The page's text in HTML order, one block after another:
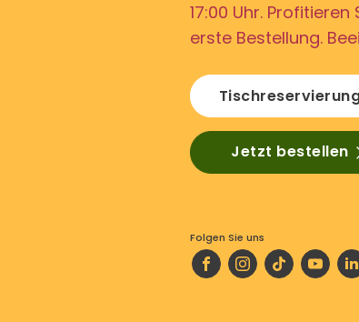
17:00 Uhr.
erste Bestellung.
Jetzt bestellen
Folgen Sie uns